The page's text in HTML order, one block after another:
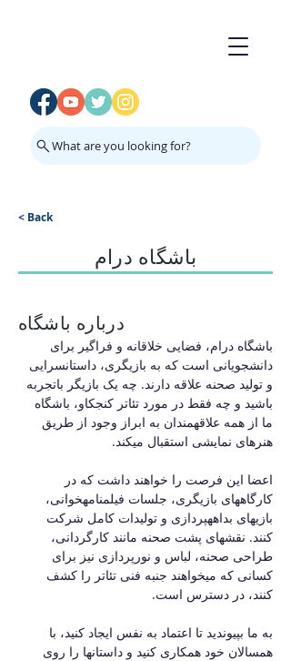
What are you looking for?
< Back
باشگاه درام
درباره باشگاه
باشگاه درام، فضایی خلاقانه و فراگیر برای
دانشجویانی است که به بازیگری، داستانسرایی
و تولید صحنه علاقه دارند. چه یک بازیگر باتجربه
باشید و چه فقط در مورد تئاتر کنجکاو، باشگاه
ما از همه علاقهمندان به ابراز وجود از طریق
هنرهای نمایشی استقبال میکند.
اعضا این فرصت را خواهند داشت که در
کارگاههای بازیگری، جلسات فیلمنامهخوانی،
بازیهای بداههپردازی و تولیدات کامل شرکت
کنند. نقشهای پشت صحنه مانند کارگردانی،
طراحی صحنه، لباس و نورپردازی نیز برای
کسانی که میخواهند جنبه فنی تئاتر را کشف
کنند، در دسترس است.
به ما بپیوندید تا اعتماد به نفس ایجاد کنید، با
همسالان خود همکاری کنید و داستانها را روی